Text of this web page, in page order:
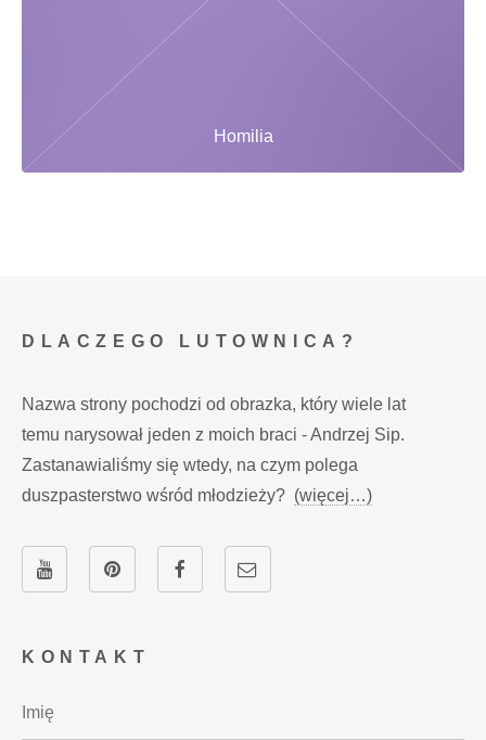
Homilia
KONTAKT
DLACZEGO LUTOWNICA?
Nazwa strony pochodzi od obrazka, który wiele lat
temu narysował jeden z moich braci - Andrzej Sip.
Zastanawialiśmy się wtedy, na czym polega
duszpasterstwo wśród młodzieży? (więcej…)